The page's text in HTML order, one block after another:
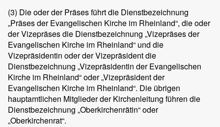
(3) Die oder der Präses führt die Dienstbezeichnung
„Präses der Evangelischen Kirche im Rheinland“, die oder
der Vizepräses die Dienstbezeichnung „Vizepräses der
Evangelischen Kirche im Rheinland“ und die
Vizepräsidentin oder der Vizepräsident die
Dienstbezeichnung „Vizepräsidentin der Evangelischen
Kirche im Rheinland“ oder „Vizepräsident der
Evangelischen Kirche im Rheinland“. Die übrigen
hauptamtlichen Mitglieder der Kirchenleitung führen die
Dienstbezeichnung „Oberkirchenrätin“ oder
„Oberkirchenrat“.